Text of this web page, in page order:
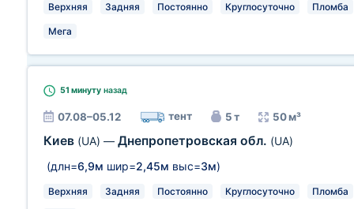
Верхняя Задняя Постоянно Круглосуточно Пломба
Мега
51 минуту назад
07.08–05.12 тент 5 т 50 м³
Киев (UA) — Днепропетровская обл. (UA)
(длн=6,9м шир=2,45м выс=3м)
Верхняя Задняя Постоянно Круглосуточно Пломба